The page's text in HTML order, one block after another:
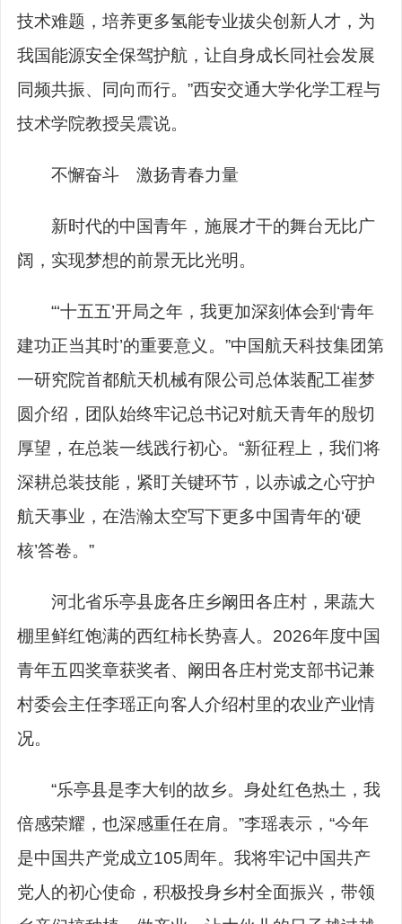
技术难题，培养更多氢能专业拔尖创新人才，为
我国能源安全保驾护航，让自身成长同社会发展
同频共振、同向而行。”西安交通大学化学工程与
技术学院教授吴震说。
不懈奋斗 激扬青春力量
新时代的中国青年，施展才干的舞台无比广
阔，实现梦想的前景无比光明。
“‘十五五’开局之年，我更加深刻体会到‘青年
建功正当其时’的重要意义。”中国航天科技集团第
一研究院首都航天机械有限公司总体装配工崔梦
圆介绍，团队始终牢记总书记对航天青年的殷切
厚望，在总装一线践行初心。“新征程上，我们将
深耕总装技能，紧盯关键环节，以赤诚之心守护
航天事业，在浩瀚太空写下更多中国青年的‘硬
核’答卷。”
河北省乐亭县庞各庄乡阚田各庄村，果蔬大
棚里鲜红饱满的西红柿长势喜人。2026年度中国
青年五四奖章获奖者、阚田各庄村党支部书记兼
村委会主任李瑶正向客人介绍村里的农业产业情
况。
“乐亭县是李大钊的故乡。身处红色热土，我
倍感荣耀，也深感重任在肩。”李瑶表示，“今年
是中国共产党成立105周年。我将牢记中国共产
党人的初心使命，积极投身乡村全面振兴，带领